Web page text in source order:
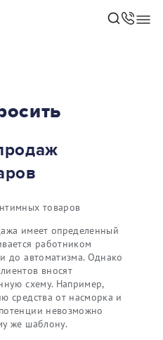
имеет определенный
работником
до автоматизма. Однако
вносят
схему. Например,
средства от насморка и
невозможно
же шаблону.